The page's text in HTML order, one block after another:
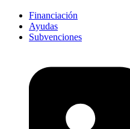
Financiación
Ayudas
Subvenciones